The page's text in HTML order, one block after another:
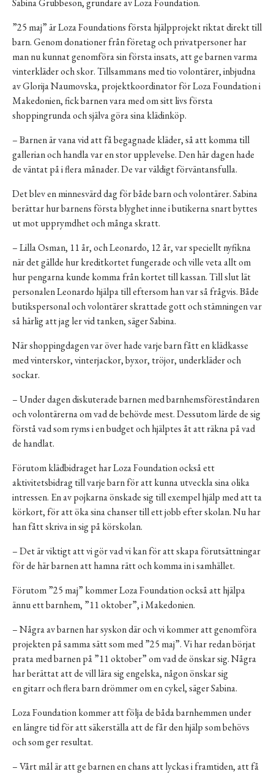
Sabina Grubbeson, grundare av Loza Foundation.
”25 maj” är Loza Foundations första hjälpprojekt riktat direkt till
barn. Genom donationer från företag och privatpersoner har
man nu kunnat genomföra sin första insats, att ge barnen varma
vinterkläder och skor. Tillsammans med tio volontärer, inbjudna
av Glorija Naumovska, projektkoordinator för Loza Foundation i
Makedonien, fick barnen vara med om sitt livs första
shoppingrunda och själva göra sina klädinköp.
– Barnen är vana vid att få begagnade kläder, så att komma till
gallerian och handla var en stor upplevelse. Den här dagen hade
de väntat på i flera månader. De var väldigt förväntansfulla.
Det blev en minnesvärd dag för både barn och volontärer. Sabina
berättar hur barnens första blyghet inne i butikerna snart byttes
ut mot upprymdhet och många skratt.
– Lilla Osman, 11 år, och Leonardo, 12 år, var speciellt nyfikna
när det gällde hur kreditkortet fungerade och ville veta allt om
hur pengarna kunde komma från kortet till kassan. Till slut lät
personalen Leonardo hjälpa till eftersom han var så frågvis. Både
butikspersonal och volontärer skrattade gott och stämningen var
så härlig att jag ler vid tanken, säger Sabina.
När shoppingdagen var över hade varje barn fått en klädkasse
med vinterskor, vinterjackor, byxor, tröjor, underkläder och
sockar.
– Under dagen diskuterade barnen med barnhemsföreståndaren
och volontärerna om vad de behövde mest. Dessutom lärde de sig
förstå vad som ryms i en budget och hjälptes åt att räkna på vad
de handlat.
Förutom klädbidraget har Loza Foundation också ett
aktivitetsbidrag till varje barn för att kunna utveckla sina olika
intressen. En av pojkarna önskade sig till exempel hjälp med att ta
körkort, för att öka sina chanser till ett jobb efter skolan. Nu har
han fått skriva in sig på körskolan.
– Det är viktigt att vi gör vad vi kan för att skapa förutsättningar
för de här barnen att hamna rätt och komma in i samhället.
Förutom ”25 maj” kommer Loza Foundation också att hjälpa
ännu ett barnhem, ”11 oktober”, i Makedonien.
– Några av barnen har syskon där och vi kommer att genomföra
projekten på samma sätt som med ”25 maj”. Vi har redan börjat
prata med barnen på ”11 oktober” om vad de önskar sig. Några
har berättat att de vill lära sig engelska, någon önskar sig
en gitarr och flera barn drömmer om en cykel, säger Sabina.
Loza Foundation kommer att följa de båda barnhemmen under
en längre tid för att säkerställa att de får den hjälp som behövs
och som ger resultat.
– Vårt mål är att ge barnen en chans att lyckas i framtiden, att få